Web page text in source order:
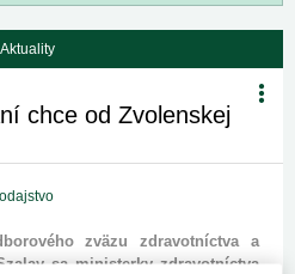
Aktuality
chce od Zvolenskej
zväzu zdravotníctva a
sa ministerky zdravotníctva